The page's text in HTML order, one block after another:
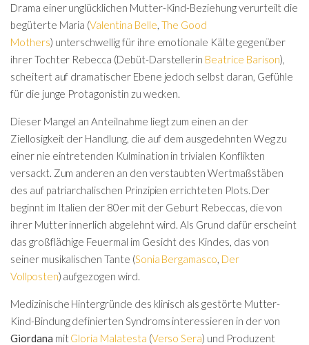
Drama einer unglücklichen Mutter-Kind-Beziehung verurteilt die
begüterte Maria (Valentina Belle The Good
Mothers) unterschwellig für ihre emotionale Kälte gegenüber
ihrer Tochter Rebecca (Debüt-Darstellerin Beatrice Barison),
scheitert auf dramatischer Ebene jedoch selbst daran, Gefühle
für die junge Protagonistin zu wecken.
Dieser Mangel an Anteilnahme liegt zum einen an der
Ziellosigkeit der Handlung, die auf dem ausgedehnten Weg zu
einer nie eintretenden Kulmination in trivialen Konflikten
versackt. Zum anderen an den verstaubten Wertmaßstäben
des auf patriarchalischen Prinzipien errichteten Plots. Der
beginnt im Italien der 80er mit der Geburt Rebeccas, die von
ihrer Mutter innerlich abgelehnt wird. Als Grund dafür erscheint
das großflächige Feuermal im Gesicht des Kindes, das von
seiner musikalischen Tante (Sonia Bergamasco Der
Vollposten) aufgezogen wird.
Medizinische Hintergründe des klinisch als gestörte Mutter-
Kind-Bindung definierten Syndroms interessieren in der von
Giordana mit Gloria Malatesta (Verso Sera) und Produzent